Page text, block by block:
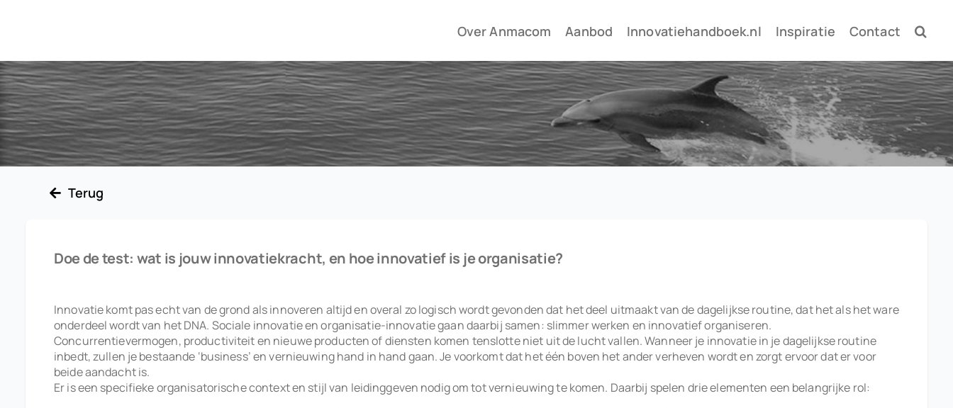
Over Anmacom Aanbod Innovatiehandboek.nl Inspiratie Contact
Terug
Doe de test: wat is jouw innovatiekracht, en hoe innovatief is je organisatie?
Innovatie komt pas echt van de grond als innoveren altijd en overal zo logisch wordt gevonden dat het deel uitmaakt van de dagelijkse routine, dat het als het ware
onderdeel wordt van het DNA. Sociale innovatie en organisatie-innovatie gaan daarbij samen: slimmer werken en innovatief organiseren.
Concurrentievermogen, productiviteit en nieuwe producten of diensten komen tenslotte niet uit de lucht vallen. Wanneer je innovatie in je dagelijkse routine
inbedt, zullen je bestaande ‘business’ en vernieuwing hand in hand gaan. Je voorkomt dat het één boven het ander verheven wordt en zorgt ervoor dat er voor
beide aandacht is.
Er is een specifieke organisatorische context en stijl van leidinggeven nodig om tot vernieuwing te komen. Daarbij spelen drie elementen een belangrijke rol: